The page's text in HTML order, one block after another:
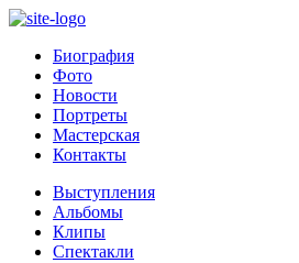
Биография
Фото
Новости
Портреты
Мастерская
Контакты
Выступления
Альбомы
Клипы
Спектакли